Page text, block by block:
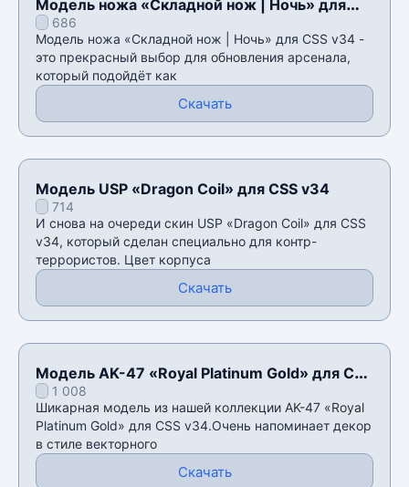
Модель ножа «Складной нож | Ночь» для
CSS v34
686
Модель ножа «Складной нож | Ночь» для CSS v34 -
это прекрасный выбор для обновления арсенала,
который подойдёт как
Скачать
Модель USP «Dragon Coil» для CSS v34
714
И снова на очереди скин USP «Dragon Coil» для CSS
v34, который сделан специально для контр-
террористов. Цвет корпуса
Скачать
Модель AK-47 «Royal Platinum Gold» для CSS
v341 008
Шикарная модель из нашей коллекции AK-47 «Royal
Platinum Gold» для CSS v34.Очень напоминает декор
в стиле векторного
Скачать